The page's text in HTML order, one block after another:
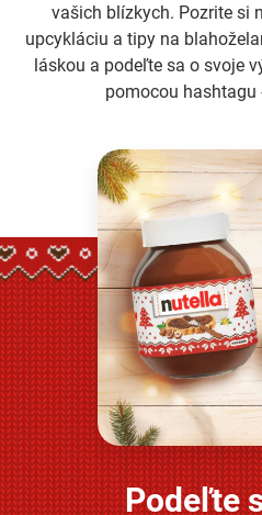
vašich blízkych. Pozrite si
upcykláciu a tipy na
láskou a podeľte sa o svoje
pomocou hashtagu
Zjistěte
Podeľte